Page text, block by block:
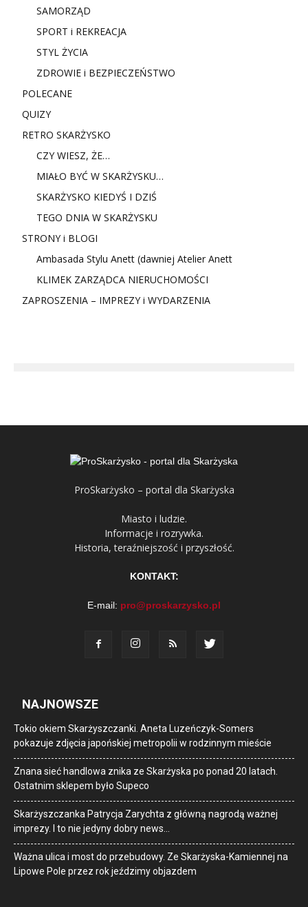
SAMORZĄD
SPORT i REKREACJA
STYL ŻYCIA
ZDROWIE i BEZPIECZEŃSTWO
POLECANE
QUIZY
RETRO SKARŻYSKO
CZY WIESZ, ŻE…
MIAŁO BYĆ W SKARŻYSKU…
SKARŻYSKO KIEDYŚ I DZIŚ
TEGO DNIA W SKARŻYSKU
STRONY i BLOGI
Ambasada Stylu Anett (dawniej Atelier Anett
KLIMEK ZARZĄDCA NIERUCHOMOŚCI
ZAPROSZENIA – IMPREZY i WYDARZENIA
ProSkarżysko – portal dla Skarżyska
Miasto i ludzie.
Informacje i rozrywka.
Historia, teraźniejszość i przyszłość.
KONTAKT:
E-mail: pro@proskarzysko.pl
NAJNOWSZE
Tokio okiem Skarżyszczanki. Aneta Luzeńczyk-Somers
pokazuje zdjęcia japońskiej metropolii w rodzinnym mieście
Znana sieć handlowa znika ze Skarżyska po ponad 20 latach.
Ostatnim sklepem było Supeco
Skarżyszczanka Patrycja Zarychta z główną nagrodą ważnej
imprezy. I to nie jedyny dobry news…
Ważna ulica i most do przebudowy. Ze Skarżyska-Kamiennej na
Lipowe Pole przez rok jeździmy objazdem